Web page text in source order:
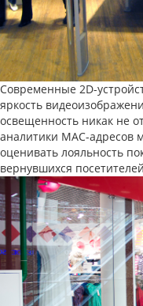
Современные 2D-
яркость
освещенность никак не
аналитики MAC-адресов
оценивать лояльность
вернувшихся